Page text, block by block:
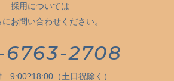
採用については
にお問い合わせください。
2708
9:00?18:00（土日祝除く）